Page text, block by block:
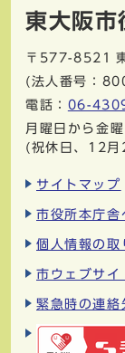
東大阪市
〒577-8521
(法人番号：
電話： 06-
月曜日から金
(祝休日、12月
サイトマップ
市役所本庁舎
個人情報の取
市ウェブサイ
緊急時の連絡